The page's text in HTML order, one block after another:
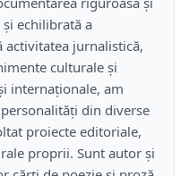
echilibrată a
activitatea jurnalistică,
culturale și
internaționale, am
din diverse
proiecte editoriale,
proprii. Sunt autor și